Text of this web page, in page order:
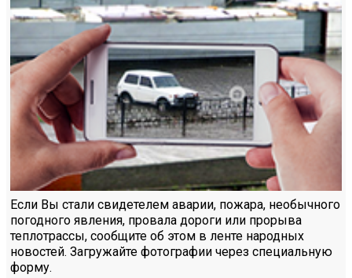
Если Вы стали свидетелем аварии, пожара, необычного
погодного явления, провала дороги или прорыва
теплотрассы, сообщите об этом в ленте народных
новостей. Загружайте фотографии через специальную
форму.